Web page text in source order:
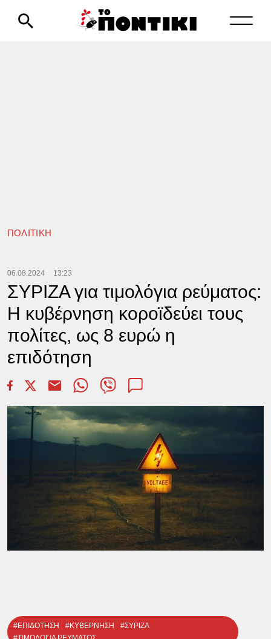
ΠΟΛΙΤΙΚΗ
06.08.2024 13:23
ΣΥΡΙΖΑ για τιμολόγια ρεύματος:
Η κυβέρνηση κοροϊδεύει τους
πολίτες, ως 8 ευρώ η
επιδότηση
#ΕΠΙΔΟΤΗΣΗ #ΚΥΒΕΡΝΗΣΗ
#ΣΥΡΙΖΑ